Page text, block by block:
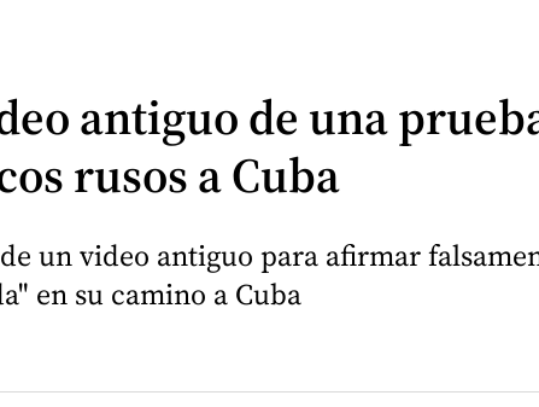
antiguo de una
rusos a Cuba
un video antiguo para afirmar
en su camino a Cuba